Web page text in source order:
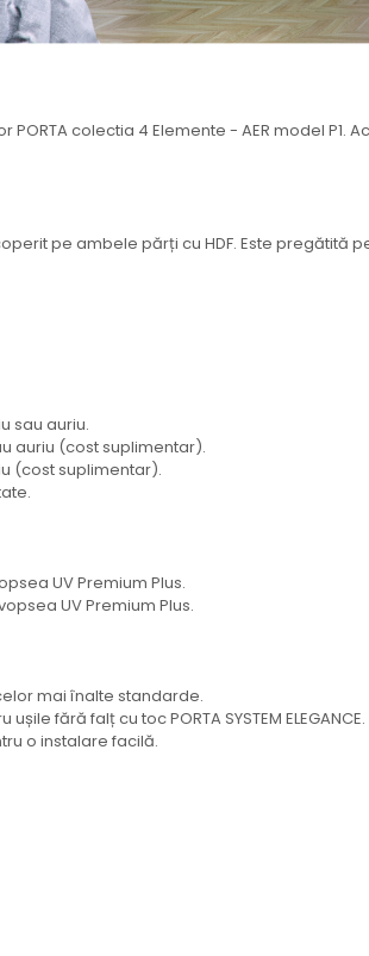
colectia 4 Elemente - AER model P1.
pe ambele părți cu HDF. Este pregătită
sau auriu.
auriu (cost suplimentar).
(cost suplimentar).
UV Premium Plus.
vopsea UV Premium Plus.
mai înalte standarde.
fără falț cu toc PORTA SYSTEM ELEGANCE.
o instalare facilă.